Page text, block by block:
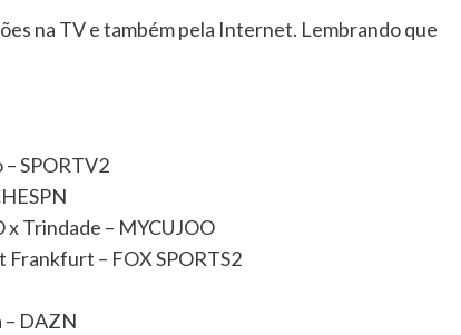
na TV e também pela Internet. Lembrando que
– SPORTV2
Trindade – MYCUJOO
Frankfurt – FOX SPORTS2
– DAZN